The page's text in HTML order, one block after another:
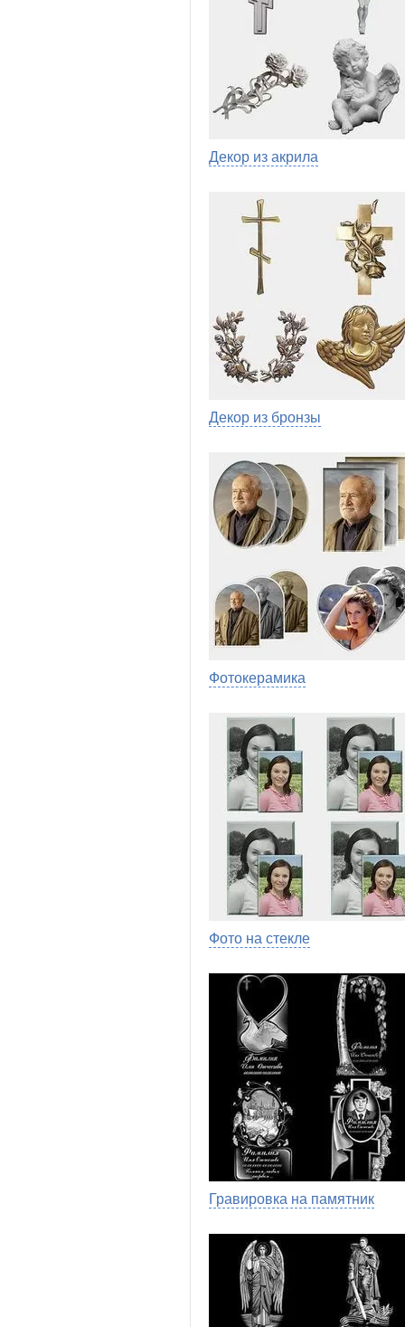
Декор из акрила
Декор из бронзы
Фотокерамика
Фото на стекле
Гравировка на памятник